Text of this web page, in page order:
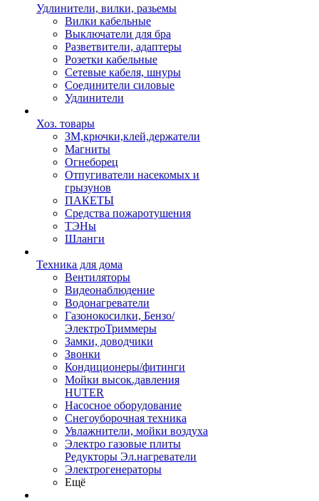
Удлинители, вилки, разьемы
Вилки кабельные
Выключатели для бра
Разветвители, адаптеры
Розетки кабельные
Сетевые кабеля, шнуры
Соединители силовые
Удлинители
Хоз. товары
ЗМ,крючки,клей,держатели
Магниты
Огнеборец
Отпугиватели насекомых и
грызунов
ПАКЕТЫ
Средства пожаротушения
ТЭНы
Шланги
Техника для дома
Вентиляторы
Видеонаблюдение
Водонагреватели
Газонокосилки, Бензо/
ЭлектроТриммеры
Замки, доводчики
Звонки
Кондиционеры/фитинги
Мойки высок.давления
HUTER
Насосное оборудование
Снегоуборочная техника
Увлажнители, мойки воздуха
Электро газовые плиты
Редукторы Эл.нагреватели
Электрогенераторы
Ещё